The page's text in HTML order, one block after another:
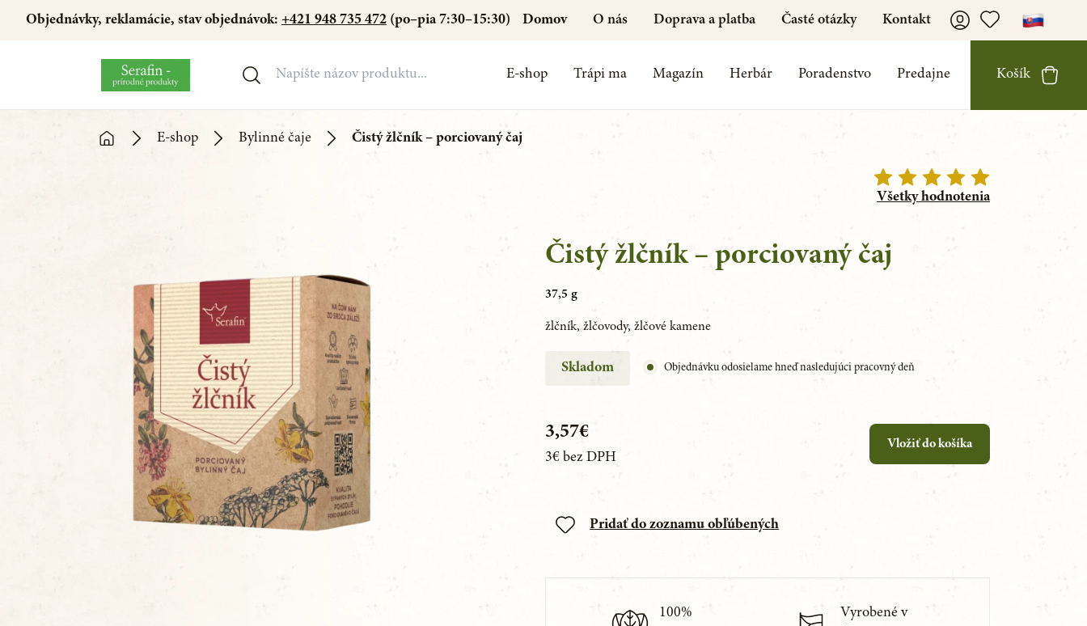
Objednávky, reklamácie, stav objednávok: +421 948 735 472 (po–pia 7:30–15:30) Domov O nás Doprava a platba Časté otázky Kontakt
E-shop Trápi ma Magazín Herbár Poradenstvo Predajne Košík
E-shop Bylinné čaje Čistý žlčník – porciovaný čaj
Všetky hodnotenia
Čistý žlčník – porciovaný čaj
37,5 g
žlčník, žlčovody, žlčové kamene
Skladom Objednávku odosielame hneď nasledujúci pracovný deň
3,57€
3€ bez DPH
Vložiť do košíka
Pridať do zoznamu obľúbených
100%
Vyrobené v